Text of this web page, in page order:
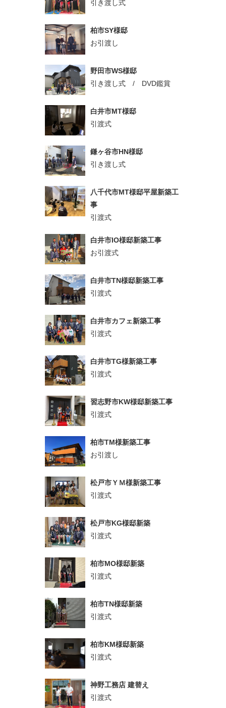
引き渡し式
柏市SY様邸
お引渡し
野田市WS様邸
引き渡し式 / DVD鑑賞
白井市MT様邸
引渡式
鎌ヶ谷市HN様邸
引き渡し式
八千代市MT様邸平屋新築工
事
引渡式
白井市IO様邸新築工事
お引渡式
白井市TN様邸新築工事
引渡式
白井市カフェ新築工事
引渡式
白井市TG様新築工事
引渡式
習志野市KW様邸新築工事
引渡式
柏市TM様新築工事
お引渡し
松戸市ＹＭ様新築工事
引渡式
松戸市KG様邸新築
引渡式
柏市MO様邸新築
引渡式
柏市TN様邸新築
引渡式
柏市KM様邸新築
引渡式
神野工務店 建替え
引渡式